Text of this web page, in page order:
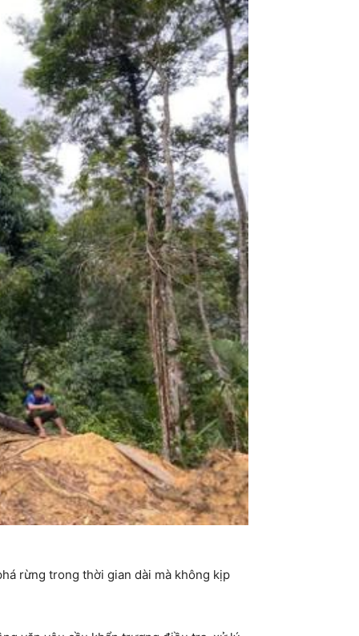
rừng trong thời gian dài mà không kịp